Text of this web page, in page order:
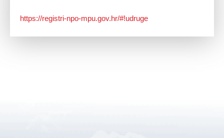
https://registri-npo-mpu.gov.hr/#!udruge